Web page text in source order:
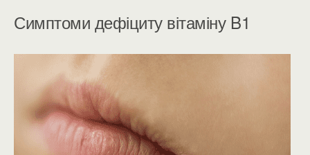
Симптоми дефіциту вітаміну B1